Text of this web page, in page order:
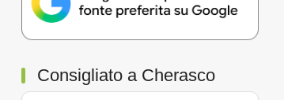
Consigliato a Cherasco